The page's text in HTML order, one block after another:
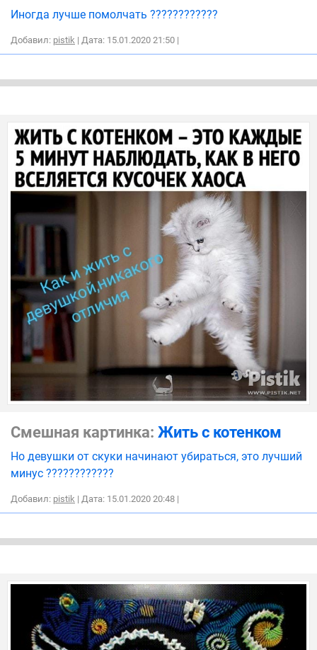
Иногда лучше помолчать ????????????
Добавил: pistik | Дата: 15.01.2020 21:50 |
Смешная картинка: Жить с котенком
Но девушки от скуки начинают убираться, это лучший
минус ????????????
Добавил: pistik | Дата: 15.01.2020 20:48 |